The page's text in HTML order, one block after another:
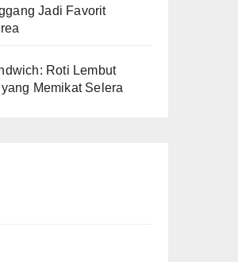
Jadi Favorit
Roti Lembut
Memikat Selera